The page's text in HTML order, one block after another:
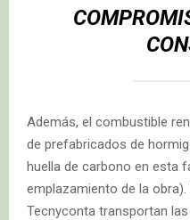
Además, el combustible
de prefabricados de
huella de carbono en esta
emplazamiento de la
Tecnyconta transportan